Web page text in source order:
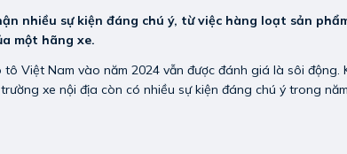
nhiều sự kiện đáng chú ý, từ việc hàng loạt sản
một hãng xe.
Việt Nam vào năm 2024 vẫn được đánh giá là sôi động.
xe nội địa còn có nhiều sự kiện đáng chú ý trong